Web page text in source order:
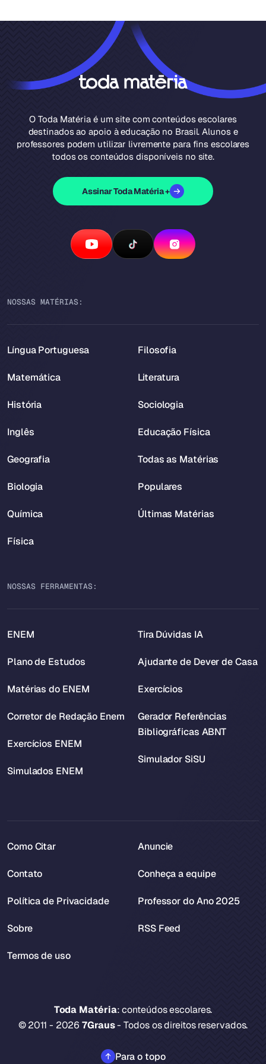
O Toda Matéria é um site com conteúdos escolares
destinados ao apoio à educação no Brasil. Alunos e
professores podem utilizar livremente para fins escolares
todos os conteúdos disponíveis no site.
Assinar Toda Matéria +
NOSSAS MATÉRIAS:
Língua Portuguesa
Matemática
História
Inglês
Geografia
Biologia
Química
Física
Filosofia
Literatura
Sociologia
Educação Física
Todas as Matérias
Populares
Últimas Matérias
NOSSAS FERRAMENTAS:
ENEM
Plano de Estudos
Matérias do ENEM
Corretor de Redação Enem
Exercícios ENEM
Simulados ENEM
Tira Dúvidas IA
Ajudante de Dever de Casa
Exercícios
Gerador Referências
Bibliográficas ABNT
Simulador SiSU
Toda Matéria: conteúdos escolares.
© 2011 - 20267Graus- Todos os direitos reservados.
Para o topo
Como Citar
Contato
Política de Privacidade
Sobre
Termos de uso
Anuncie
Conheça a equipe
Professor do Ano 2025
RSS Feed